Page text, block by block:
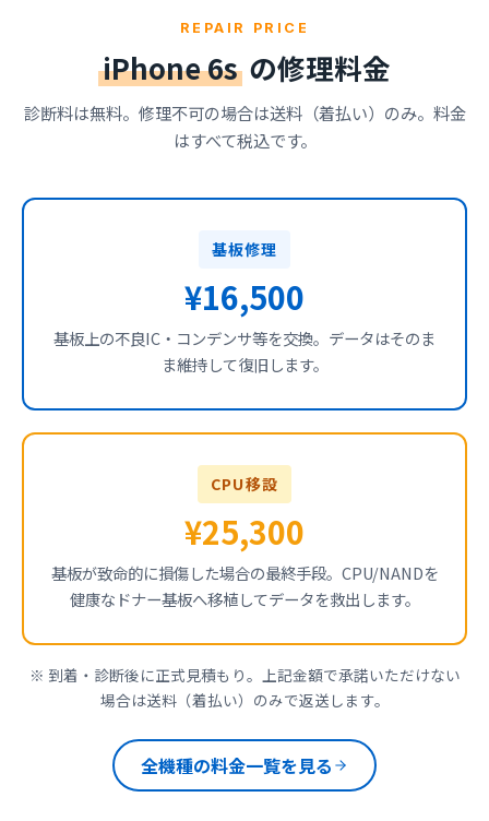
REPAIR PRICE
iPhone 6s の修理料金
診断料は無料。修理不可の場合は送料（着払い）のみ。料金
はすべて税込です。
基板修理
¥16,500
基板上の不良IC・コンデンサ等を交換。データはそのま
ま維持して復旧します。
CPU移設
¥25,300
基板が致命的に損傷した場合の最終手段。CPU/NANDを
健康なドナー基板へ移植してデータを救出します。
※ 到着・診断後に正式見積もり。上記金額で承諾いただけない
場合は送料（着払い）のみで返送します。
全機種の料金一覧を見る